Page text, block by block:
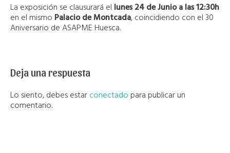
La exposición se clausurará el lunes 24 de Junio a las 12:30h
en el mismo Palacio de Montcada, coincidiendo con el 30
Aniversario de ASAPME Huesca.
Deja una respuesta
Lo siento, debes estarconectado para publicar un
comentario.